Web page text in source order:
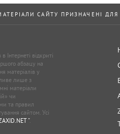
САЙТУ ПРИЗНАЧЕНІ
Інтернеті відкриті
абзацу на
матеріалів у
лише з
матеріали
чи
та правил
сайтом. Усі
".